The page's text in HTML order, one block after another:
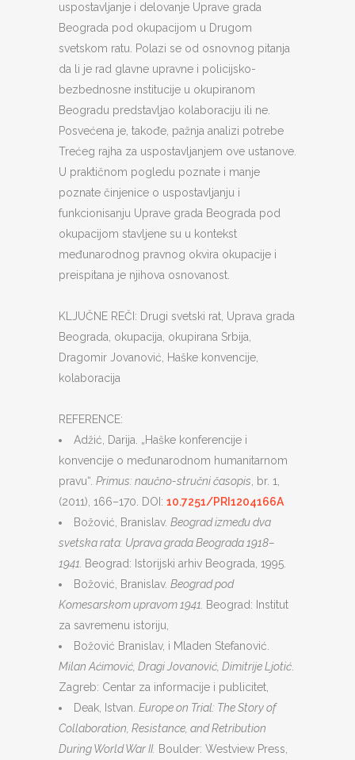
uspostavljanje i delovanje Uprave grada
Beograda pod okupacijom u Drugom
svetskom ratu. Polazi se od osnovnog pitanja
da li je rad glavne upravne i policijsko-
bezbednosne institucije u okupiranom
Beogradu predstavljao kolaboraciju ili ne.
Posvećena je, takođe, pažnja analizi potrebe
Trećeg rajha za uspostavljanjem ove ustanove.
U praktičnom pogledu poznate i manje
poznate činjenice o uspostavljanju i
funkcionisanju Uprave grada Beograda pod
okupacijom stavljene su u kontekst
međunarodnog pravnog okvira okupacije i
preispitana je njihova osnovanost.
KLJUČNE REČI: Drugi svetski rat, Uprava grada
Beograda, okupacija, okupirana Srbija,
Dragomir Jovanović, Haške konvencije,
kolaboracija
REFERENCE:
Adžić, Darija. „Haške konferencije i
konvencije o međunarodnom humanitarnom
pravu“. Primus: naučno-stručni časopis , br. 1,
(2011), 166–170. DOI: 10.7251/PRI1204166A
Božović, Branislav. Beograd između dva
svetska rata: Uprava grada Beograda 1918–
1941. Beograd: Istorijski arhiv Beograda, 1995.
Božović, Branislav. Beograd pod
Komesarskom upravom 1941. Beograd: Institut
za savremenu istoriju,
Božović Branislav, i Mladen Stefanović.
Milan Aćimović, Dragi Jovanović, Dimitrije Ljotić
Zagreb: Centar za informacije i publicitet,
Deak, Istvan. Europe on Trial: The Story of
Collaboration, Resistance, and Retribution
During World War II. Boulder: Westview Press,